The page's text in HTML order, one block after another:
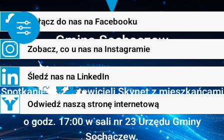
Gmina Sochaczew
KOMUNIKAT
Spotkanie przedstawicieli Skynet z mieszkańcami
Gminy Sochaczew odbędzie się dnia 31.03.2026 r.
o godz. 17:00 w sali nr 23 Urzędu Gminy
Sochaczew.
Dołącz do nas na Facebooku
Zobacz, co u nas na Instagramie
Śledź nas na LinkedIn
Odwiedź naszą stronę internetową